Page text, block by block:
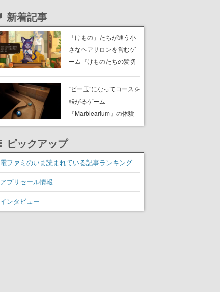
新着記事
「けもの」たちが通う小
さなヘアサロンを営むゲ
ーム『けものたちの髪切
始。悩みを持ったお客様
と会話を交わし“本当に望
んでる髪型”を見つけ出す
“ビー玉”になってコースを
転がるゲーム
『Marblearium』の体験
版がSteamで本日8月7日
ピックアップ
電ファミのいま読まれている記事ランキング
アプリセール情報
インタビュー